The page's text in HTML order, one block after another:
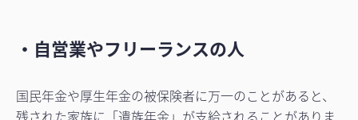
・自営業やフリーランスの人
国民年金や厚生年金の被保険者に万一のことがあると、
残された家族に「遺族年金」が支給されることがありま